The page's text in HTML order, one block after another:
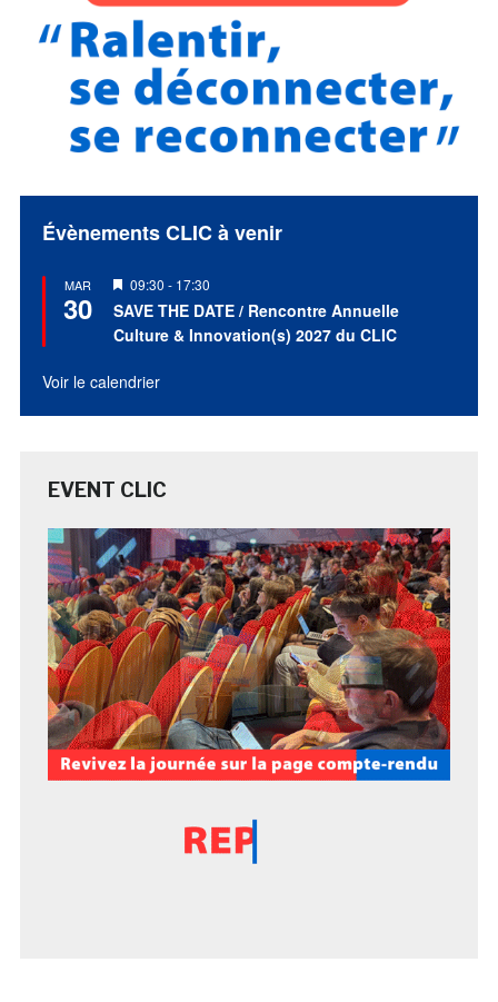
Évènements CLIC à venir
MAR
30
Mis
en
avant
09:30 - 17:30
SAVE THE DATE / Rencontre Annuelle
Culture & Innovation(s) 2027 du CLIC
Voir le calendrier
EVENT CLIC